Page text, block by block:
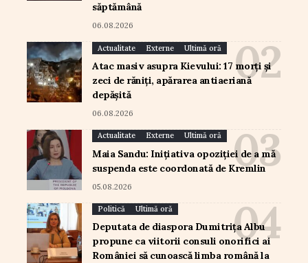
săptămână
06.08.2026
Actualitate Externe Ultimă oră
Atac masiv asupra Kievului: 17 morți și
zeci de răniți, apărarea antiaeriană
depășită
06.08.2026
Actualitate Externe Ultimă oră
Maia Sandu: Inițiativa opoziției de a mă
suspenda este coordonată de Kremlin
05.08.2026
Politică Ultimă oră
Deputata de diaspora Dumitrița Albu
propune ca viitorii consuli onorifici ai
României să cunoască limba română la